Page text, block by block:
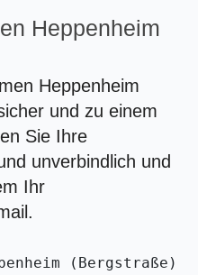
Heppenheim
Heppenheim
und zu einem
Sie Ihre
unverbindlich und
Ihr
(Bergstraße)